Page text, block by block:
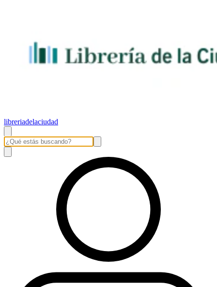
libreriadelaciudad